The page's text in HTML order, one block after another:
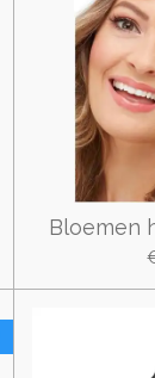
Bloemen